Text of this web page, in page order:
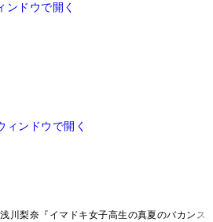
ンドウで開く
ィンドウで開く
川梨奈『イマドキ女子高生の真夏のバカンス